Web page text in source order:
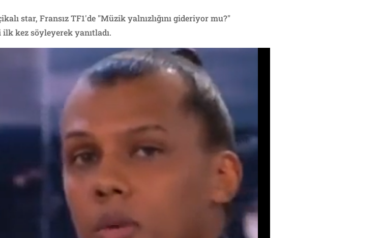
star, Fransız TF1'de "Müzik yalnızlığını gideriyor mu?"
kez söyleyerek yanıtladı.